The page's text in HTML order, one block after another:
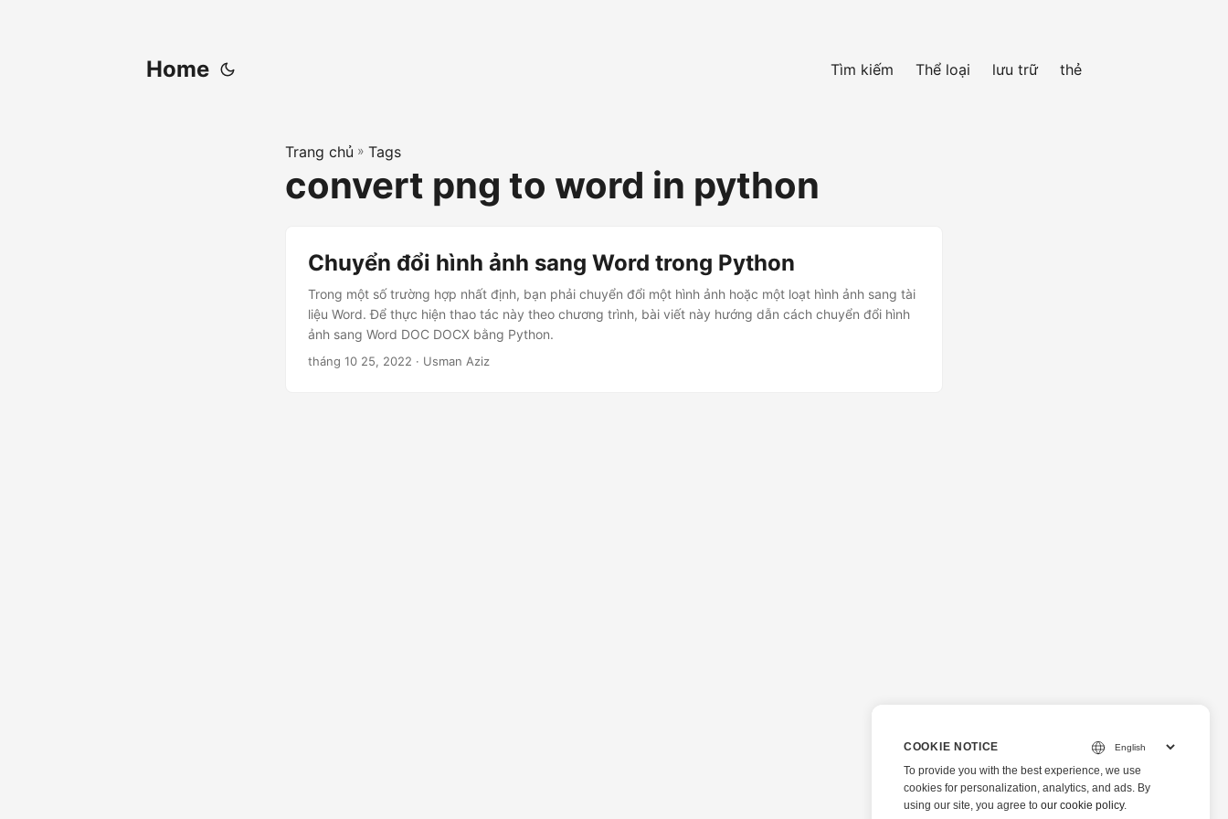
Home Tìm kiếm Thể loại lưu trữ thẻ
Trang chủ » Tags
convert png to word in python
Chuyển đổi hình ảnh sang Word trong Python
Trong một số trường hợp nhất định, bạn phải chuyển đổi một hình ảnh hoặc một loạt hình ảnh sang tài
liệu Word. Để thực hiện thao tác này theo chương trình, bài viết này hướng dẫn cách chuyển đổi hình
ảnh sang Word DOC DOCX bằng Python.
tháng 10 25, 2022 · Usman Aziz
COOKIE NOTICE
To provide you with the best experience, we use
cookies for personalization, analytics, and ads. By
using our site, you agree to our cookie policy.